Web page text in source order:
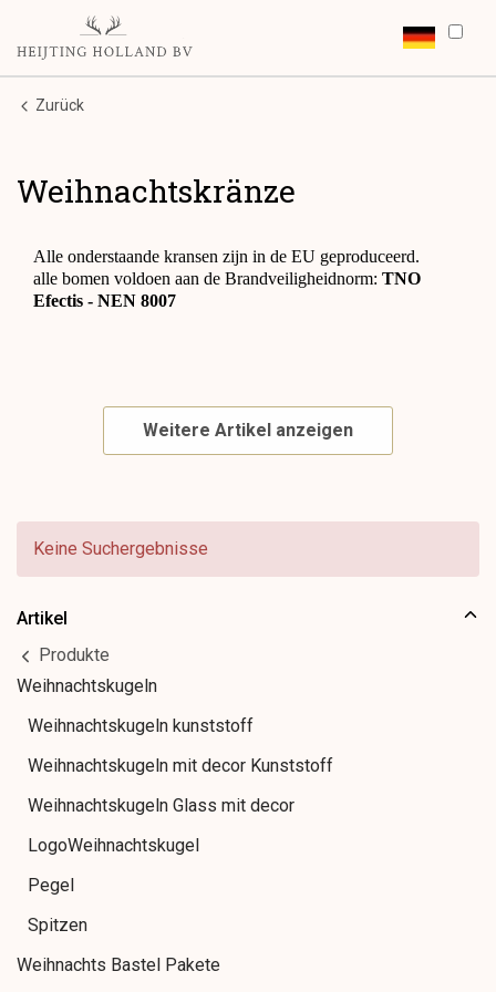
Zurück
Weihnachtskränze
Alle onderstaande kransen zijn in de EU geproduceerd.
alle bomen voldoen aan de Brandveiligheidnorm: TNO
Efectis - NEN 8007
Weitere Artikel anzeigen
Keine Suchergebnisse
Artikel
Produkte
Weihnachtskugeln
Weihnachtskugeln kunststoff
Weihnachtskugeln mit decor Kunststoff
Weihnachtskugeln Glass mit decor
LogoWeihnachtskugel
Pegel
Spitzen
Weihnachts Bastel Pakete